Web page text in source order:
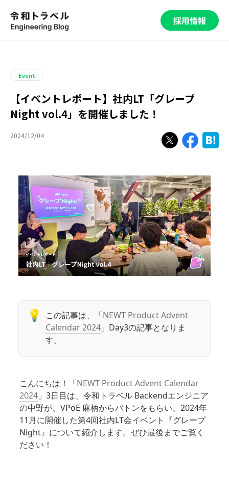
採用情報
Event
【イベントレポート】社内LT「グレープ
Night vol.4」を開催しました！
2024/12/04
💡 この記事は、「NEWT Product Advent
Calendar 2024 」Day3の記事となりま
す。
こんにちは！「NEWT Product Advent Calendar
2024 」3日目は、令和トラベル Backendエンジニア
の中野が、VPoE 麻柄からバトンをもらい、2024年
11月に開催した第4回社内LT会イベント『グレープ
Night』について紹介します。ぜひ最後までご覧く
ださい！